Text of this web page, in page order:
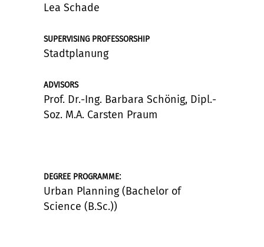
Lea Schade
SUPERVISING PROFESSORSHIP
Stadtplanung
ADVISORS
Prof. Dr.-Ing. Barbara Schönig, Dipl.-
Soz. M.A. Carsten Praum
DEGREE PROGRAMME:
Urban Planning (Bachelor of
Science (B.Sc.))